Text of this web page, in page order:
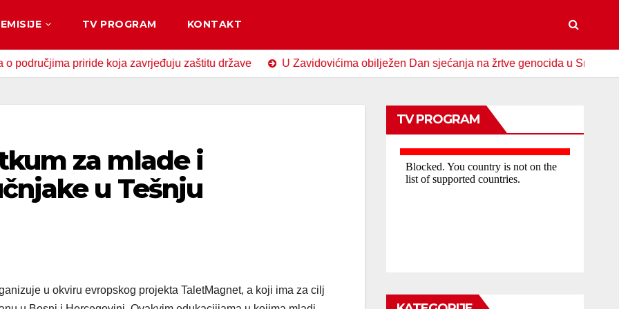
EMISIJE TV PROGRAM KONTAKT
priride koja zavrjeđuju zaštitu države U Zavidovićima obilježen Dan sjećanja na žrtve genocida u Srebrenici
za mlade i
u Tešnju
u okviru evropskog projekta TaletMagnet, a koji ima za cilj
TV PROGRAM